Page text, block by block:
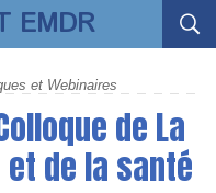
EMDR
et Webinaires
de La
et de la santé